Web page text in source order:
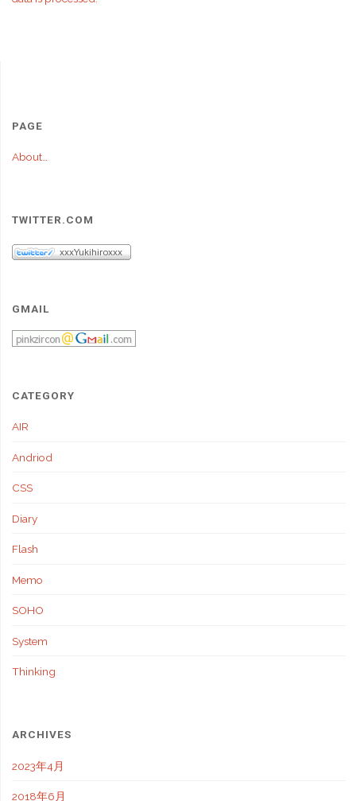
PAGE
About…
TWITTER.COM
GMAIL
CATEGORY
AIR
Andriod
CSS
Diary
Flash
Memo
SOHO
System
Thinking
ARCHIVES
2023年4月
2018年6月